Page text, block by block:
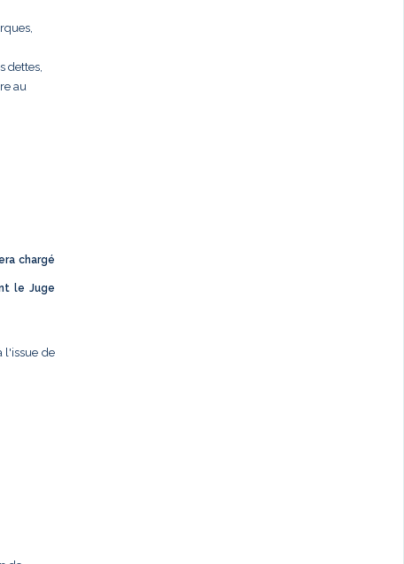
dettes,
au
chargé
le Juge
l'issue de